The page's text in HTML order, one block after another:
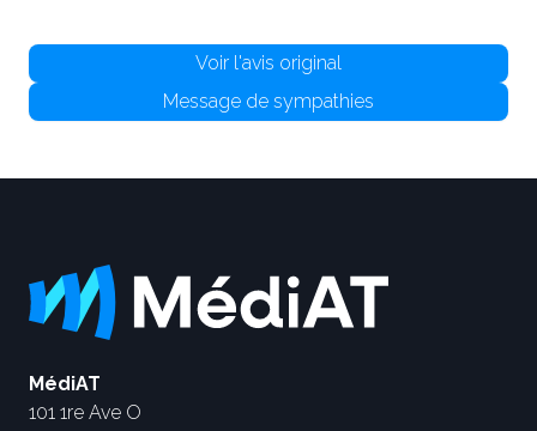
Voir l'avis original
Message de sympathies
MédiAT
101 1re Ave O